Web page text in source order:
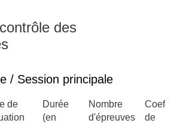
des
/ Session principale
de
Durée
(en
Nombre
d'épreuves
de